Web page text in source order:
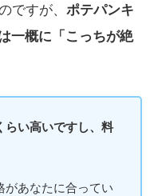
ですが、 ポテパンキ
一概に「こっちが絶
らい高いですし、料
があなたに合ってい